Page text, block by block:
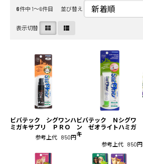
6件中 1〜6件目 並び替え
表示切替
ビバテック シグワンハ
ミガキサプリ ＰＲＯ
参考上代 850円
ビバテック Ｎシグワ
ン ゼオライトハミガ
キ
参考上代 850円